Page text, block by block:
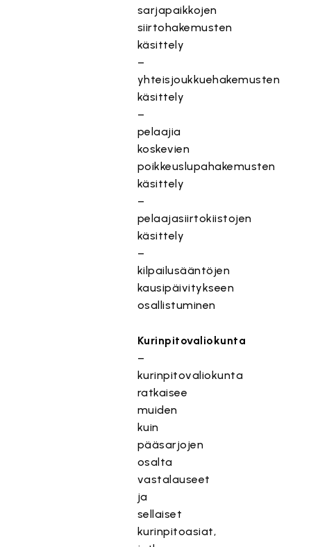
sarjapaikkojen
siirtohakemusten
käsittely
–
yhteisjoukkuehakemusten
käsittely
–
pelaajia
koskevien
poikkeuslupahakemusten
käsittely
–
pelaajasiirtokiistojen
käsittely
–
kilpailusääntöjen
kausipäivitykseen
osallistuminen
Kurinpitovaliokunta
–
kurinpitovaliokunta
ratkaisee
muiden
kuin
pääsarjojen
osalta
vastalauseet
ja
sellaiset
kurinpitoasiat,